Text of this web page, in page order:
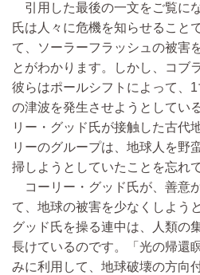
引用した最後の一文をご覧に
氏は人々に危機を知らせること
て、ソーラーフラッシュの被害
とがわかります。しかし、コブ
彼らはポールシフトによって、
の津波を発生させようとしてい
リー・グッド氏が接触した古代
リーのグループは、地球人を野
掃しようとしていたことを忘れ
コーリー・グッド氏が、善意
て、地球の被害を少なくしよう
グッド氏を操る連中は、人類の
長けているのです。「光の帰還
みに利用して、地球破壊の方向